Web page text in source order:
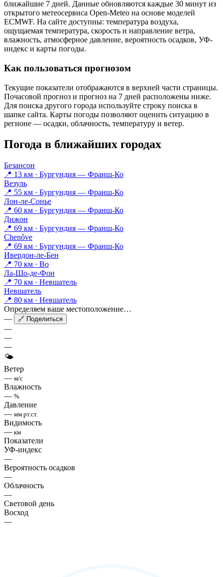
ближайшие 7 дней. Данные обновляются каждые 30 минут из
открытого метеосервиса Open-Meteo на основе моделей
ECMWF. На сайте доступны: температура воздуха,
ощущаемая температура, скорость и направление ветра,
влажность, атмосферное давление, вероятность осадков, УФ-
индекс и карты погоды.
Как пользоваться прогнозом
Текущие показатели отображаются в верхней части страницы.
Почасовой прогноз и прогноз на 7 дней расположены ниже.
Для поиска другого города используйте строку поиска в
шапке сайта. Карты погоды позволяют оценить ситуацию в
регионе — осадки, облачность, температуру и ветер.
Погода в ближайших городах
Безансон
📍 13 км · Бургундия — Франш-Ко
Везуль
📍 55 км · Бургундия — Франш-Ко
Лон-ле-Сонье
📍 60 км · Бургундия — Франш-Ко
Дижон
📍 69 км · Бургундия — Франш-Ко
Chenôve
📍 69 км · Бургундия — Франш-Ко
Ивердон-ле-Бен
📍 70 км · Во
Ла-Шо-де-Фон
📍 70 км · Невшатель
Невшатель
📍 80 км · Невшатель
Определяем ваше местоположение…
—
🔗 Поделиться
—
—
—
🌤
Ветер
— м/с
Влажность
— %
Давление
— мм рт.ст.
Видимость
— км
Показатели
УФ-индекс
—
Вероятность осадков
—
Облачность
—
Световой день
Восход
—